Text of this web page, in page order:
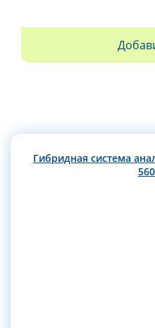
Гибридная система